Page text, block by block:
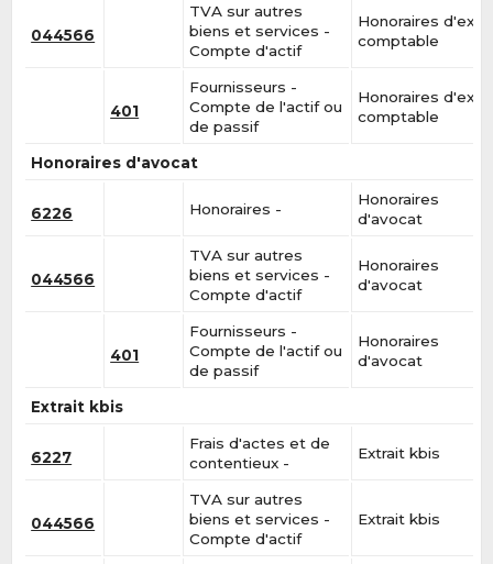
044566
TVA sur autres
biens et services -
Compte d'actif
Honoraires
comptable
401
Fournisseurs -
Compte de l'actif ou
de passif
Honoraires
comptable
Honoraires d'avocat
6226 Honoraires -
Honoraires
d'avocat
044566
TVA sur autres
biens et services -
Compte d'actif
Honoraires
d'avocat
401
Fournisseurs -
Compte de l'actif ou
de passif
Honoraires
d'avocat
Extrait kbis
6227
Frais d'actes et de
contentieux -
Extrait kbis
044566
TVA sur autres
biens et services -
Compte d'actif
Extrait kbis